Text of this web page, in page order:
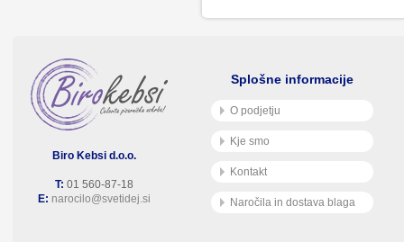
Biro Kebsi d.o.o.
T: 01 560-87-18
E: narocilo@svetidej.si
Splošne informacije
O podjetju
Kje smo
Kontakt
Naročila in dostava blaga